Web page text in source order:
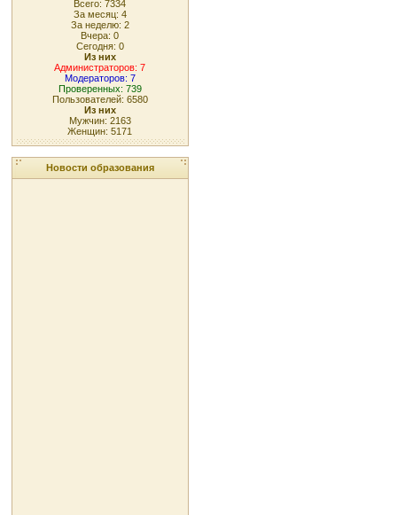
Всего: 7334
За месяц: 4
За неделю: 2
Вчера: 0
Сегодня: 0
Из них
Администраторов: 7
Модераторов: 7
Проверенных: 739
Пользователей: 6580
Из них
Мужчин: 2163
Женщин: 5171
Новости образования